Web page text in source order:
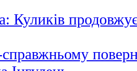
Куликів